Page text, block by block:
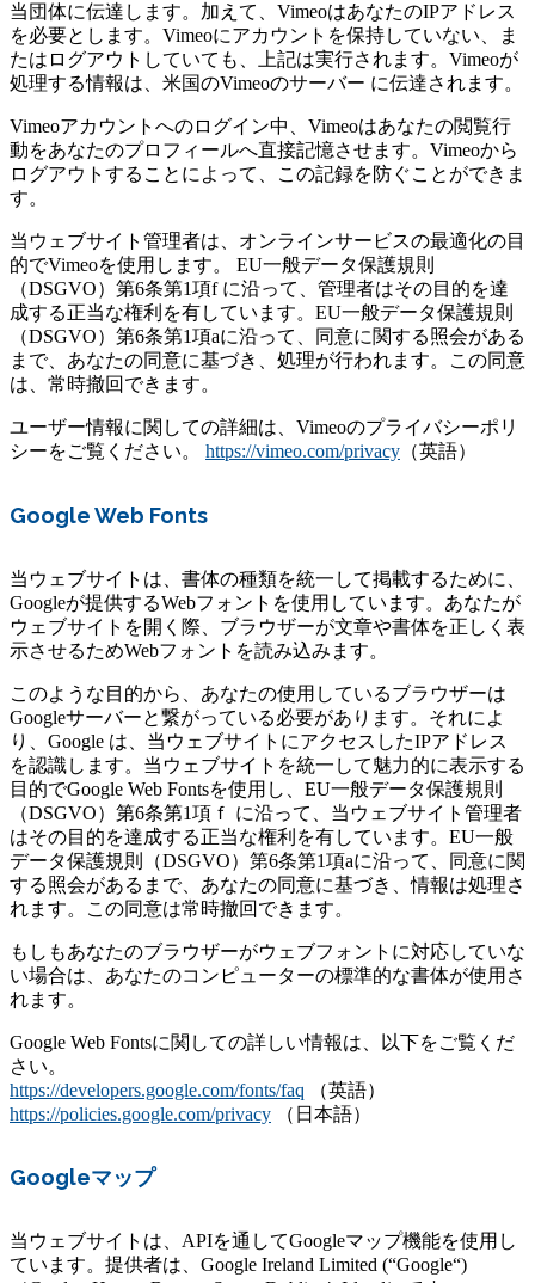
当団体に伝達します。加えて、VimeoはあなたのIPアドレス
を必要とします。Vimeoにアカウントを保持していない、ま
たはログアウトしていても、上記は実行されます。Vimeoが
処理する情報は、米国のVimeoのサーバー に伝達されます。
Vimeoアカウントへのログイン中、Vimeoはあなたの閲覧行
動をあなたのプロフィールへ直接記憶させます。Vimeoから
ログアウトすることによって、この記録を防ぐことができま
す。
当ウェブサイト管理者は、オンラインサービスの最適化の目
的でVimeoを使用します。 EU一般データ保護規則
（DSGVO）第6条第1項f に沿って、管理者はその目的を達
成する正当な権利を有しています。EU一般データ保護規則
（DSGVO）第6条第1項aに沿って、同意に関する照会がある
まで、あなたの同意に基づき、処理が行われます。この同意
は、常時撤回できます。
ユーザー情報に関しての詳細は、Vimeoのプライバシーポリ
シーをご覧ください。 https://vimeo.com/privacy （英語）
Google Web Fonts
当ウェブサイトは、書体の種類を統一して掲載するために、
Googleが提供するWebフォントを使用しています。あなたが
ウェブサイトを開く際、ブラウザーが文章や書体を正しく表
示させるためWebフォントを読み込みます。
このような目的から、あなたの使用しているブラウザーは
Googleサーバーと繋がっている必要があります。それによ
り、Google は、当ウェブサイトにアクセスしたIPアドレス
を認識します。当ウェブサイトを統一して魅力的に表示する
目的でGoogle Web Fontsを使用し、EU一般データ保護規則
（DSGVO）第6条第1項ｆ に沿って、当ウェブサイト管理者
はその目的を達成する正当な権利を有しています。EU一般
データ保護規則（DSGVO）第6条第1項aに沿って、同意に関
する照会があるまで、あなたの同意に基づき、情報は処理さ
れます。この同意は常時撤回できます。
もしもあなたのブラウザーがウェブフォントに対応していな
い場合は、あなたのコンピューターの標準的な書体が使用さ
れます。
Google Web Fontsに関しての詳しい情報は、以下をご覧くだ
さい。
https://developers.google.com/fonts/faq （英語）
https://policies.google.com/privacy （日本語）
Googleマップ
当ウェブサイトは、APIを通してGoogleマップ機能を使用し
ています。提供者は、Google Ireland Limited (“Google“)